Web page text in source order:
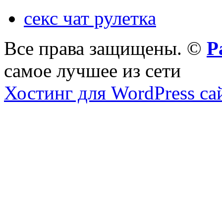
секс чат рулетка
Все права защищены. ©
самое лучшее из сети
Хостинг для WordPress